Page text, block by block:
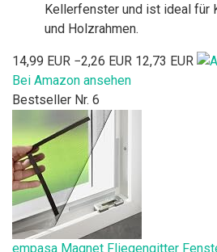
Kellerfenster und ist ideal für
und Holzrahmen.
14,99 EUR −2,26 EUR 12,73 EUR
Bei Amazon ansehen
Bestseller Nr. 6
empasa Magnet Fliegengitter